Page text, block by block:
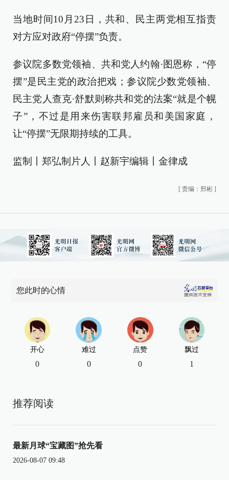
当地时间10月23日，共和、民主两党相互指责
对方应对政府“停摆”负责。
参议院多数党领袖、共和党人约翰·图恩称，“停
摆”是民主党的政治把戏；参议院少数党领袖、
民主党人查克·舒默则称共和党的法案“就是个幌
子”，不过是用来伤害联邦雇员和美国家庭，
让“停摆”无限期持续的工具。
监制丨郑弘制片人丨赵新宇编辑丨金律成
[ 责编：邢彬 ]
您此时的心情
开心
0
难过
0
点赞
0
飘过
1
推荐阅读
最新月球“宝藏图”抢先看
2026-08-07 09:48